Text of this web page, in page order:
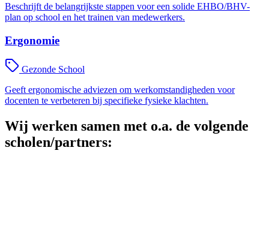
Beschrijft de belangrijkste stappen voor een solide EHBO/BHV-
plan op school en het trainen van medewerkers.
Ergonomie
Gezonde School
Geeft ergonomische adviezen om werkomstandigheden voor
docenten te verbeteren bij specifieke fysieke klachten.
Wij werken samen met o.a. de volgende
scholen/partners: